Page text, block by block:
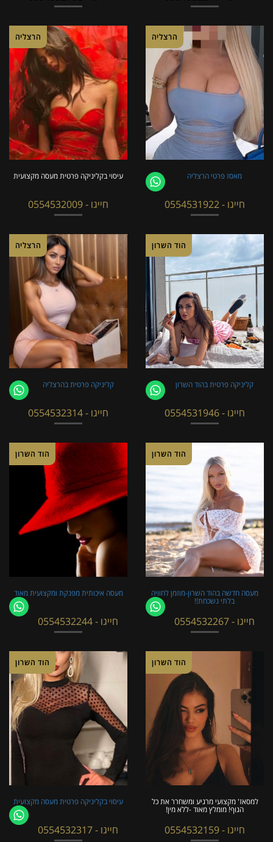
הרצליה
עיסוי בקליניקה פרטית מעסה מקצועית
חייגו - 0554532009
הרצליה
מאסז פרטי הרצליה
חייגו - 0554531922
הרצליה
קליניקה פרטית בהרצליה
חייגו - 0554532314
הוד השרון
קליניקה פרטית בהוד השרון
חייגו - 0554531946
הוד השרון
מעסה איכותית מפנקת ומקצועית מאוד
חייגו - 0554532244
הוד השרון
מעסה חדשה בהוד השרון-מוזמן לחוויה
בלתי נשכחת!!
חייגו - 0554532267
הוד השרון
עיסוי בקליניקה פרטית מעסה מקצועית
חייגו - 0554532317
הוד השרון
למסאז' מקצועי מרגיע ומשחרר את כל
הגוף! מומלץ מאוד -ללא מין!
חייגו - 0554532159